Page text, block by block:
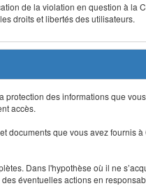
de la violation en question à la
droits et libertés des utilisateurs.
des informations que
accès.
que vous avez fournis
Dans l'hypothèse où il ne
éventuelles actions en